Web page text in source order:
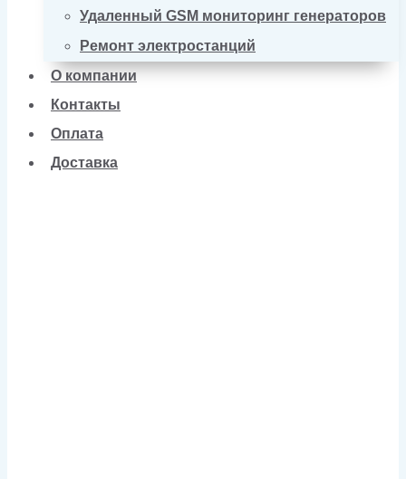
Удаленный GSM мониторинг генераторов
Ремонт электростанций
О компании
Контакты
Оплата
Доставка